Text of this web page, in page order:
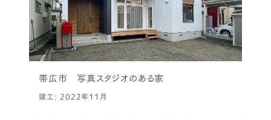
帯広市 写真スタジオのある家
竣工: 2022年11月